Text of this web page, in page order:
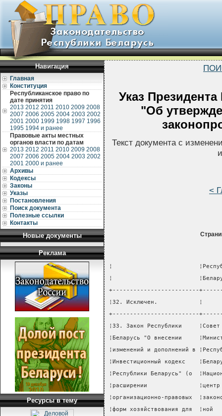
Навигация
Главная
Конституция
Республиканское право по
дате принятия
2013 2012 2011 2010 2009 2008
2007 2006 2005 2004 2003 2002
2001 2000 1999 1998 1997 1996
1995 1994 и ранее
Правовые акты местных
органов власти по датам
2013 2012 2011 2010 2009 2008
2007 2006 2005 2004 2003 2002
2001 2000 и ранее
Архивы
Кодексы
Законы
Указы
Постановления
Поиск документа
Полезные ссылки
Контакты
Новые документы
Реклама
Ресурсы в тему
Указ Президента
"Об
Текст документа с
<
¦
¦
+-------------------------
¦32. Исключен.
+-------------------------
¦33. Закон Республики
¦Беларусь "О внесении
¦изменений и дополнений в
¦Инвестиционный кодекс
¦Республики Беларусь" (о
¦расширении
¦организационно-правовых
¦форм хозяйствования